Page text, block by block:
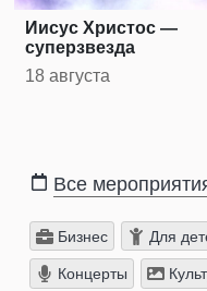
Иисус Христос —
суперзвезда
18 августа
Все
Бизнес Для
Концерты